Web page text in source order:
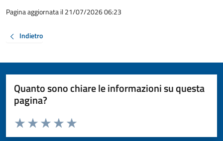
Pagina aggiornata il 21/07/2026 06:23
Indietro
Quanto sono chiare le informazioni su questa
pagina?
Valuta da 1 a 5 stelle la pagina
Valuta 5 stelle su 5
Valuta 4 stelle su 5
Valuta 3 stelle su 5
Valuta 2 stelle su 5
Valuta 1 stelle su 5